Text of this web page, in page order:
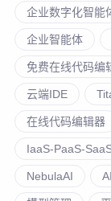
企业数字化智能
企业智能体
免费在线代码编
云端IDE
在线代码编辑器
IaaS-PaaS-
NebulaAI